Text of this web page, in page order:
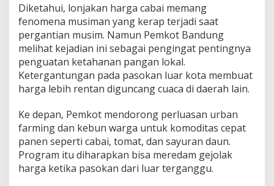
Diketahui, lonjakan harga cabai memang
fenomena musiman yang kerap terjadi saat
pergantian musim. Namun Pemkot Bandung
melihat kejadian ini sebagai pengingat pentingnya
penguatan ketahanan pangan lokal.
Ketergantungan pada pasokan luar kota membuat
harga lebih rentan diguncang cuaca di daerah lain.
Ke depan, Pemkot mendorong perluasan urban
farming dan kebun warga untuk komoditas cepat
panen seperti cabai, tomat, dan sayuran daun.
Program itu diharapkan bisa meredam gejolak
harga ketika pasokan dari luar terganggu.